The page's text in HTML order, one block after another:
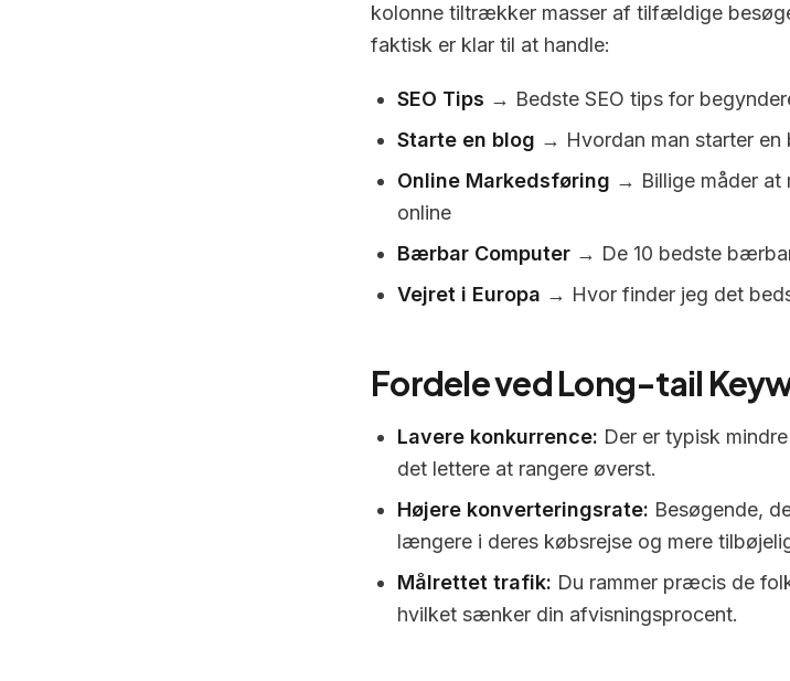
kolonne tiltrækker masser af tilfældige
faktisk er klar til at handle:
SEO Tips → Bedste SEO tips for
Starte en blog → Hvordan man starter en
Online Markedsføring → Billige måder at
online
Bærbar Computer → De 10 bedste
Vejret i Europa → Hvor finder jeg det
Fordele ved Long-tail
Lavere konkurrence: Der er typisk
det lettere at rangere øverst.
Højere konverteringsrate: Besøgende,
længere i deres købsrejse og mere
Målrettet trafik: Du rammer præcis de
hvilket sænker din afvisningsprocent.